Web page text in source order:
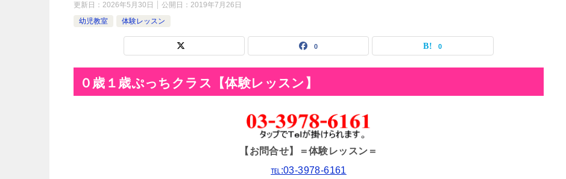
更新日： 2026年5月30日 公開日： 2019年7月26日
幼児教室
体験レッスン
0 0
０歳１歳ぷっちクラス【体験レッスン】
【お問合せ】
＝体験レッスン＝
℡:03-3978-6161